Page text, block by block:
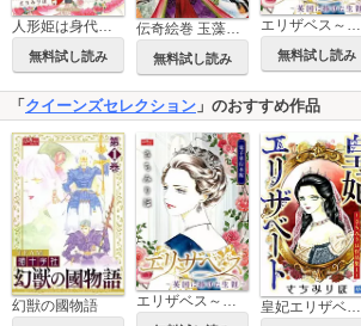
人形姫は身代わりに氷の王子の元へ嫁ぐ
無料試し読み
伝奇絵巻 玉藻の前
無料試し読み
エリザベス～英国に捧げた生涯～【電子単行本版】限定特典付
無料試し読み
「クイーンズセレクション 」のおすすめ作品
幻獣の國物語 皇妃エリザベート～さちみりほ作品集１～